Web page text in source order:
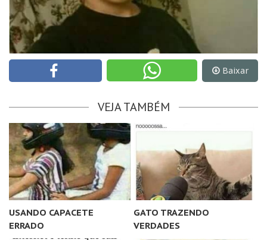
Baixar
VEJA TAMBÉM
USANDO CAPACETE
ERRADO
GATO TRAZENDO
VERDADES